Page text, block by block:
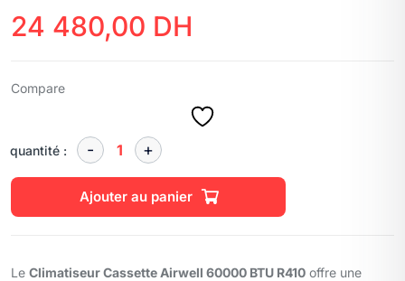
24 480,00 DH
Compare
quantité :
Ajouter au panier
Le Climatiseur Cassette Airwell 60000 BTU R410 offre une